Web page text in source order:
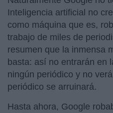
Inteligencia artificial no
como máquina que es,
trabajo de miles de
resumen que la inmensa
basta: así no entrarán en
ningún periódico y no
periódico se arruinará.
Hasta ahora, Google